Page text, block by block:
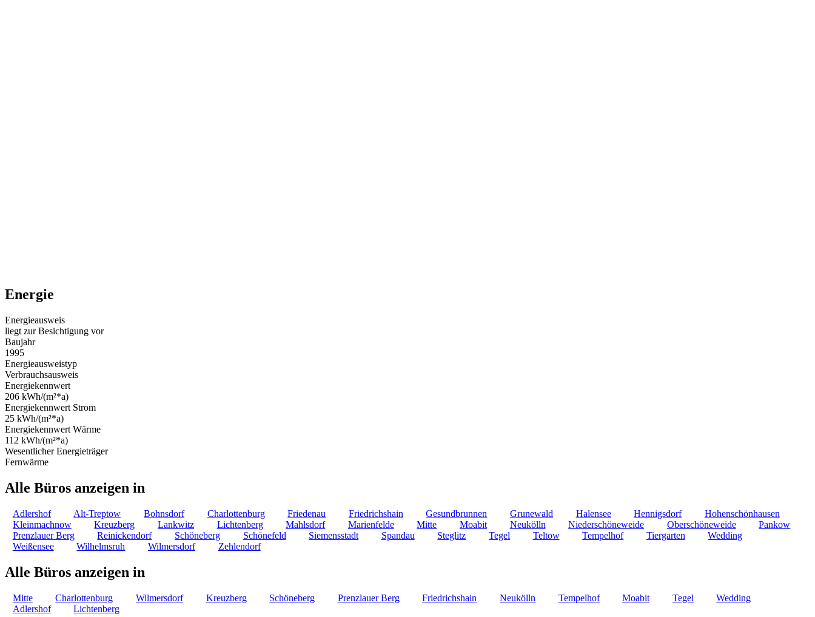
Energie
Energieausweis
liegt zur Besichtigung vor
Baujahr
1995
Energieausweistyp
Verbrauchsausweis
Energiekennwert
206 kWh/(m²*a)
Energiekennwert Strom
25 kWh/(m²*a)
Energiekennwert Wärme
112 kWh/(m²*a)
Wesentlicher Energieträger
Fernwärme
Alle Büros anzeigen in
Adlershof Alt-Treptow Bohnsdorf Charlottenburg Friedenau Friedrichshain Gesundbrunnen Grunewald Halensee Hennigsdorf
Hohenschönhausen
Kleinmachnow
Kreuzberg Lankwitz Lichtenberg Mahlsdorf Marienfelde Mitte Moabit Neukölln Niederschöneweide Oberschöneweide
Pankow
Prenzlauer Berg
Reinickendorf Schöneberg Schönefeld Siemensstadt Spandau Steglitz Tegel Teltow Tempelhof Tiergarten
Wedding
Weißensee
Wilhelmsruh Wilmersdorf Zehlendorf
Alle Büros anzeigen in
Mitte Charlottenburg Wilmersdorf Kreuzberg Schöneberg Prenzlauer Berg Friedrichshain Neukölln Tempelhof Moabit Tegel
Wedding
Adlershof
Lichtenberg